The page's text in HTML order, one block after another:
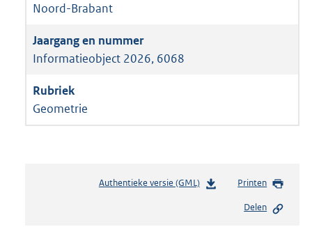
Noord-Brabant
Informatieobject 2026, 6068
Geometrie
Authentieke versie (GML)b
Printen
Delen